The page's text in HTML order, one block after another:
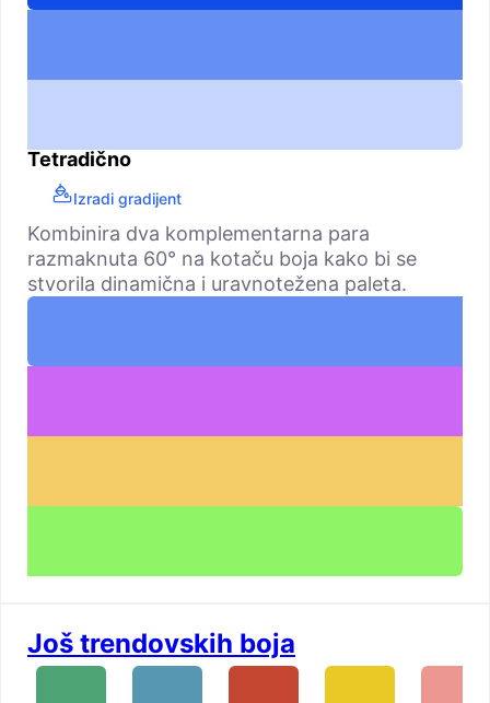
Tetradično
Izradi gradijent
Kombinira dva komplementarna para
razmaknuta 60° na kotaču boja kako bi se
stvorila dinamična i uravnotežena paleta.
Još trendovskih boja